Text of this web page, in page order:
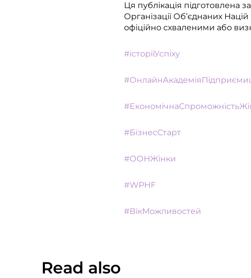
Ця публікація підготовлена
Організації Об’єднаних
офіційно схваленими або
#історіїУспіху
#БізнесСтарт
#ООНЖінки
#WPHF
#ВікМожливостей
Read also